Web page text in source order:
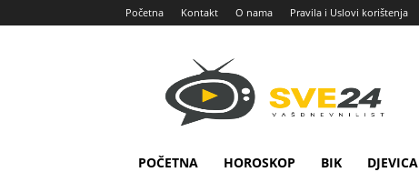
Početna Kontakt O nama Pravila i Uslovi korištenja
POČETNA HOROSKOP BIK DJEVICA